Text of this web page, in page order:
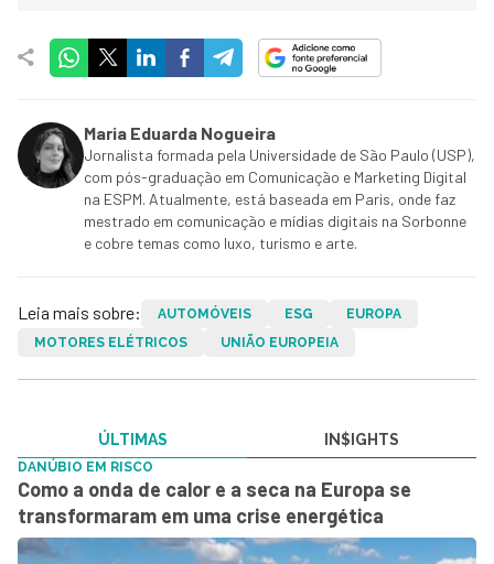
Maria Eduarda Nogueira
Jornalista formada pela Universidade de São Paulo (USP),
com pós-graduação em Comunicação e Marketing Digital
na ESPM. Atualmente, está baseada em Paris, onde faz
mestrado em comunicação e mídias digitais na Sorbonne
e cobre temas como luxo, turismo e arte.
Leia mais sobre: AUTOMÓVEIS ESG
EUROPA
MOTORES ELÉTRICOS
UNIÃO EUROPEIA
ÚLTIMAS IN$IGHTS
DANÚBIO EM RISCO
Como a onda de calor e a seca na Europa se
transformaram em uma crise energética